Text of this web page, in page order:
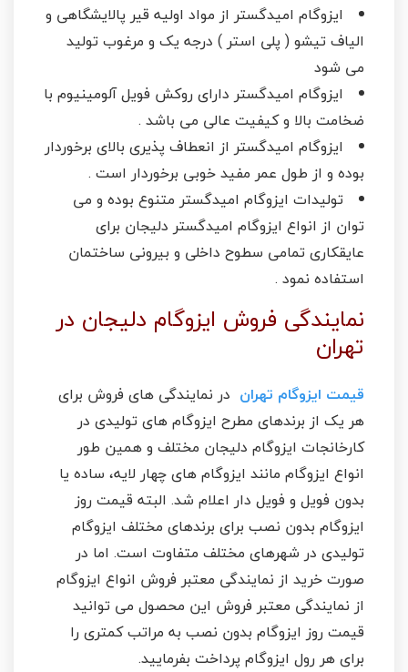
ایزوگام امیدگستر از مواد اولیه قیر پالایشگاهی و
الیاف تیشو ( پلی استر ) درجه یک و مرغوب تولید
می شود
ایزوگام امیدگستر دارای روکش فویل آلومینیوم با
ضخامت بالا و کیفیت عالی می باشد .
ایزوگام امیدگستر از انعطاف پذیری بالای برخوردار
بوده و از طول عمر مفید خوبی برخوردار است .
تولیدات ایزوگام امیدگستر متنوع بوده و می
توان از انواع ایزوگام امیدگستر دلیجان برای
عایقکاری تمامی سطوح داخلی و بیرونی ساختمان
استفاده نمود .
نمایندگی فروش ایزوگام دلیجان در
تهران
قیمت ایزوگام تهران در نمایندگی های فروش برای
هر یک از برندهای مطرح ایزوگام های تولیدی در
کارخانجات ایزوگام دلیجان مختلف و همین طور
انواع ایزوگام مانند ایزوگام های چهار لایه، ساده یا
بدون فویل و فویل دار اعلام شد. البته قیمت روز
ایزوگام بدون نصب برای برندهای مختلف ایزوگام
تولیدی در شهرهای مختلف متفاوت است. اما در
صورت خرید از نمایندگی معتبر فروش انواع ایزوگام
از نمایندگی معتبر فروش این محصول می توانید
قیمت روز ایزوگام بدون نصب به مراتب کمتری را
برای هر رول ایزوگام پرداخت بفرمایید.